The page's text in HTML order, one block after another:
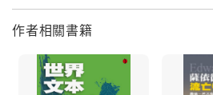
集，他討論許多作曲家、音樂家
繹音樂的社會、政治、文化脈絡
作者相關書籍